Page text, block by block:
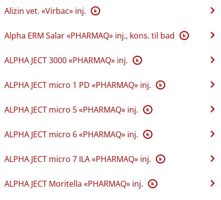
Alizin vet. «Virbac» inj. K
Alpha ERM Salar «PHARMAQ» inj., kons. til bad K
ALPHA JECT 3000 «PHARMAQ» inj. K
ALPHA JECT micro 1 PD «PHARMAQ» inj. K
ALPHA JECT micro 5 «PHARMAQ» inj. K
ALPHA JECT micro 6 «PHARMAQ» inj. K
ALPHA JECT micro 7 ILA «PHARMAQ» inj. K
ALPHA JECT Moritella «PHARMAQ» inj. K